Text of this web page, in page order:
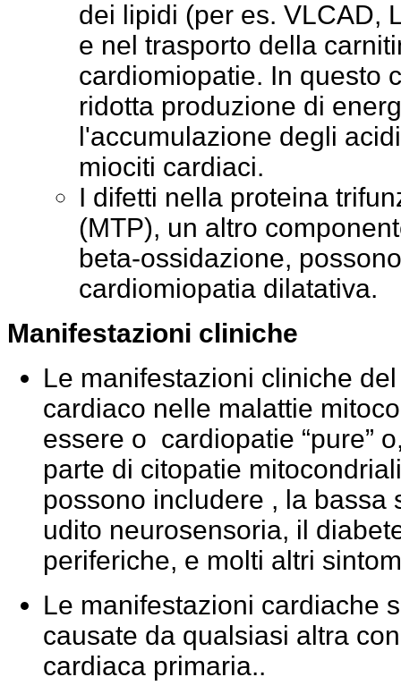
dei lipidi (per es. VLCAD,
e nel trasporto della
cardiomiopatie. In questo
ridotta produzione di
l'accumulazione degli
miociti cardiaci.
I difetti nella proteina
(MTP), un altro
beta-ossidazione,
cardiomiopatia dilatativa.
Manifestazioni cliniche
Le manifestazioni cliniche
cardiaco nelle malattie
essere o cardiopatie “pure”
parte di citopatie
possono includere , la bassa
udito neurosensoria, il
periferiche, e molti altri
Le manifestazioni cardiache
causate da qualsiasi altra
cardiaca primaria..